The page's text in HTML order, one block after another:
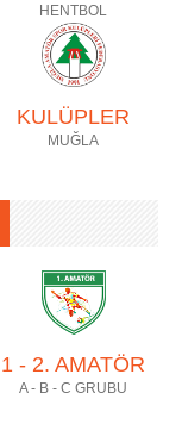
HENTBOL
KULÜPLER
MUĞLA
1 - 2. AMATÖR
A - B - C GRUBU